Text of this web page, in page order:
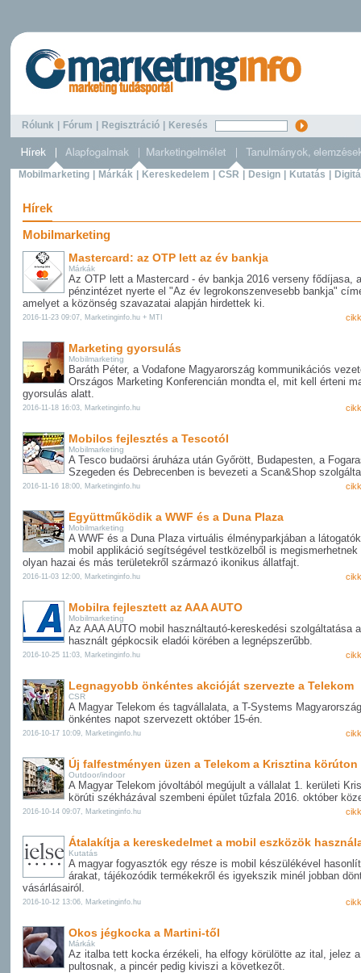
Rólunk Fórum Regisztráció Keresés
Mobilmarketing Márkák Kereskedelem CSR Design Kutatás
Hírek
Mobilmarketing
Mastercard: az OTP lett az év bankja
Márkák
Az OTP lett a Mastercard - év bankja 2016 verseny fődíjasa, a
pénzintézet nyerte el "Az év legrokonszenvesebb bankja"
amelyet a közönség szavazatai alapján hirdettek ki.
2016-11-23 09:07, Marketinginfo.hu + MTI
Marketing gyorsulás
Mobilmarketing
Baráth Péter, a Vodafone Magyarország kommunikációs
Országos Marketing Konferencián mondta el, mit kell érteni
gyorsulás alatt.
2016-11-18 16:03, Marketinginfo.hu
Mobilos fejlesztés a Tescotól
Mobilmarketing
A Tesco budaörsi áruháza után Győrött, Budapesten, a
Szegeden és Debrecenben is bevezeti a Scan&Shop
2016-11-16 18:00, Marketinginfo.hu
Együttműködik a WWF és a Duna Plaza
Mobilmarketing
A WWF és a Duna Plaza virtuális élményparkjában a
mobil applikáció segítségével testközelből is
olyan hazai és más területekről származó ikonikus állatfajt.
2016-11-03 12:00, Marketinginfo.hu
Mobilra fejlesztett az AAA AUTO
Mobilmarketing
Az AAA AUTO mobil használtautó-kereskedési szolgáltatása a
használt gépkocsik eladói körében a legnépszerűbb.
2016-10-25 11:03, Marketinginfo.hu
Legnagyobb önkéntes akcióját szervezte a Telekom
CSR
A Magyar Telekom és tagvállalata, a T-Systems Magyarország
önkéntes napot szervezett október 15-én.
2016-10-17 10:09, Marketinginfo.hu
Új falfestményen üzen a Telekom a Krisztina körúton
Outdoor/indoor
A Magyar Telekom jóvoltából megújult a vállalat 1. kerületi
körúti székházával szembeni épület tűzfala 2016. október
2016-10-14 09:07, Marketinginfo.hu
Átalakítja a kereskedelmet a mobil eszközök
Kutatás
A magyar fogyasztók egy része is mobil készülékével
árakat, tájékozódik termékekről és igyekszik minél jobban
vásárlásairól.
2016-10-12 13:06, Marketinginfo.hu
Okos jégkocka a Martini-től
Márkák
Az italba tett kocka érzékeli, ha elfogy körülötte az ital, jelez a
pultosnak, a pincér pedig kiviszi a következőt.